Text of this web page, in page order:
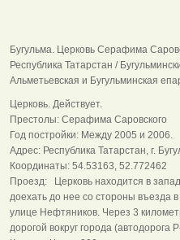
Бугульма. Церковь Серафима
Республика Татарстан /
Альметьевская и Бугульминская
Церковь. Действует.
Престолы: Серафима Саровского
Год постройки: Между 2005 и 2006.
Адрес: Республика Татарстан, г.
Координаты: 54.53163, 52.772462
Проезд: Церковь находится в
доехать до нее со стороны въезда
улице Нефтяников. Через 3
дорогой вокруг города (автодорога